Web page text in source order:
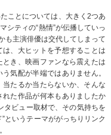
ことについては、大きく2つあ
シティの“熱情”が伝播していっ
も主演俳優は交代してしまって
、大ヒットを予想することは
き、映画ファンなら震えたは
気配が半端ではありません。
たるか当たらないか、そんな
た作品が何本もありましたか
タビュー取材で、その気持ちを
というテーマががっちりリンク